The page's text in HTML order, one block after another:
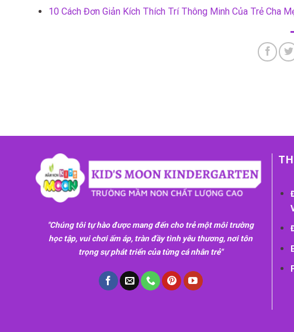
10 Cách Đơn Giản Kích Thích Trí Thông Minh Của Trẻ Cha
"Chúng tôi tự hào được mang đến cho trẻ một môi trường
học tập, vui chơi ấm áp, tràn đầy tình yêu thương, nơi tôn
trọng sự phát triển của từng cá nhân trẻ"